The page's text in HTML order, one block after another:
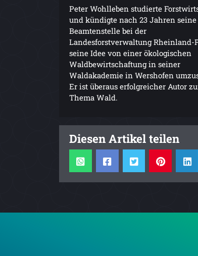
Peter Wohlleben studierte
und kündigte nach 23 Jahren seine
Beamtenstelle bei der
Landesforstverwaltung Rheinland-
seine Idee von einer ökologischen
Waldbewirtschaftung in seiner
Waldakademie in Wershofen
Er ist überaus erfolgreicher Autor
Thema Wald.
Diesen Artikel teilen